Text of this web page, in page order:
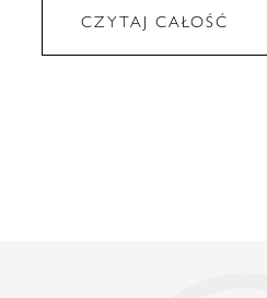
CZYTAJ CAŁOŚĆ